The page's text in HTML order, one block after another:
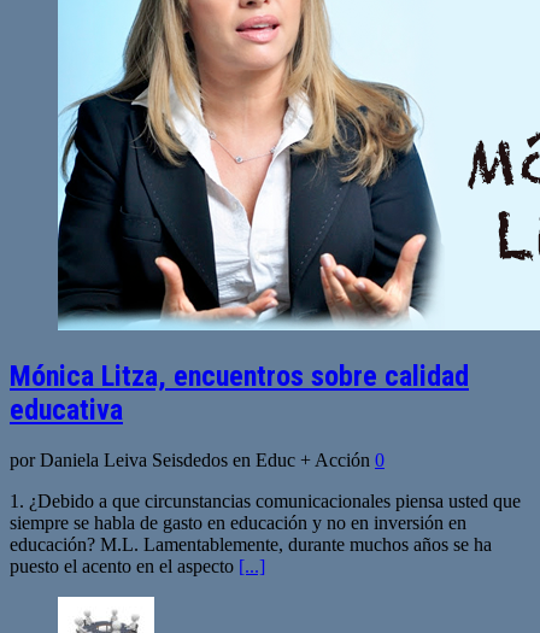
Mónica Litza, encuentros sobre calidad
educativa
por Daniela Leiva Seisdedos en Educ + Acción 0
1. ¿Debido a que circunstancias comunicacionales piensa usted que
siempre se habla de gasto en educación y no en inversión en
educación? M.L. Lamentablemente, durante muchos años se ha
puesto el acento en el aspecto [...]